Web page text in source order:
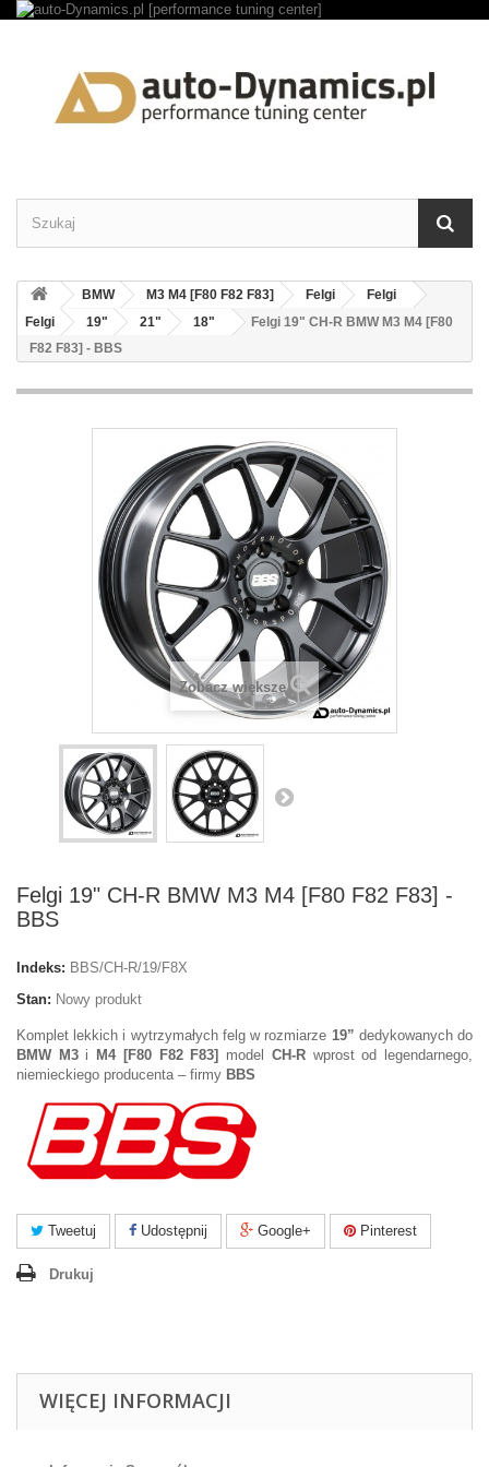
BMW M3 M4 [F80 F82 F83] Felgi
Felgi
Felgi
19" 21" 18"
Felgi 19" CH-R BMW M3 M4 [F80
F82 F83] - BBS
Zobacz większe
Felgi 19" CH-R BMW M3 M4 [F80 F82 F83] -
BBS
Indeks: BBS/CH-R/19/F8X
Stan: Nowy produkt
Komplet lekkich i wytrzymałych felg w rozmiarze 19” dedykowanych do
BMW M3 i M4 [F80 F82 F83] model CH-Rwprost od legendarnego,
niemieckiego producenta – firmy BBS
Tweetuj Udostępnij Google+ Pinterest
Drukuj
WIĘCEJ INFORMACJI